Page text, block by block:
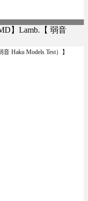
Haku Models Test）】